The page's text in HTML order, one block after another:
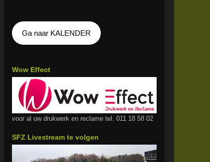
Ga naar KALENDER
Wow Effect
voor al uw drukwerk en reclame tel. 011 18 58 02
SFZ Livestream te volgen